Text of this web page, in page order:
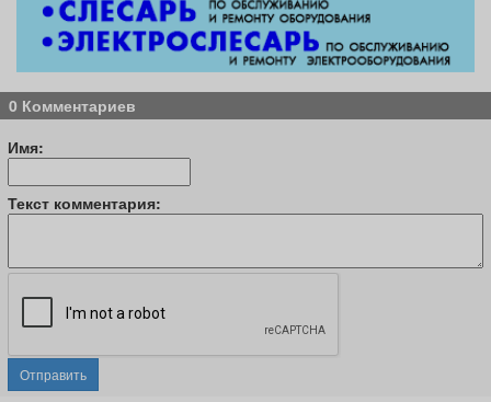
0 Комментариев
Имя:
Текст комментария:
Отправить